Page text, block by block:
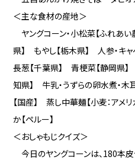
＜主な食材の産地＞
ヤングコーン・小松菜【ふれあ
県】 もやし【栃木県】 人参・キ
長葱【千葉県】 青梗菜【静岡県
知県】 牛乳・うずらの卵水煮・木
【国産】 蒸し中華麺【小麦：アメ
か【ペルー】
＜おしゃもじクイズ＞
今日のヤングコーンは、180本